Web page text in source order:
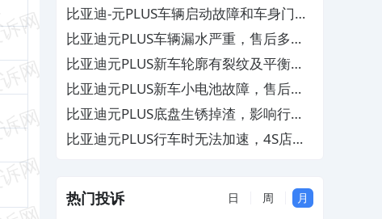
导致车辆发生追尾事故
比亚迪-元PLUS车辆启动故障和车身门板
生锈
比亚迪元PLUS车辆漏水严重，售后多次
维修无果且不给赔偿
比亚迪元PLUS新车轮廓有裂纹及平衡块
过多致漏气，厂家未给有效处理
比亚迪元PLUS新车小电池故障，售后乱
收费
比亚迪元PLUS底盘生锈掉渣，影响行车
安全
比亚迪元PLUS行车时无法加速，4S店未
热门投诉 日 周 月